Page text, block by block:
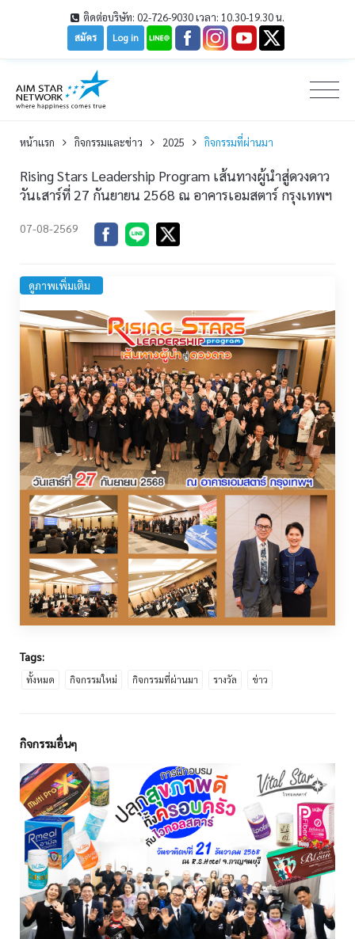
ติดต่อบริษัท: 02-726-9030 เวลา: 10.30-19.30 น.
Log in
สมัคร
หน้าเเรก กิจกรรมและข่าว 2025 กิจกรรมที่ผ่านมา
Rising Stars Leadership Program เส้นทางผู้นำสู่ดวงดาว
วันเสาร์ที่ 27 กันยายน 2568 ณ อาคารเอมสตาร์ กรุงเทพฯ
07-08-2569
ดูภาพเพิ่มเติม
Tags:
ทั้งหมด กิจกรรมใหม่ กิจกรรมที่ผ่านมา รางวัล ข่าว
กิจกรรมอื่นๆ